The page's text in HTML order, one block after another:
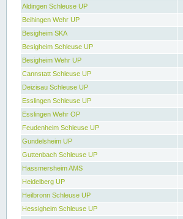
Aldingen Schleuse UP
Beihingen Wehr UP
Besigheim SKA
Besigheim Schleuse UP
Besigheim Wehr UP
Cannstatt Schleuse UP
Deizisau Schleuse UP
Esslingen Schleuse UP
Esslingen Wehr OP
Feudenheim Schleuse UP
Gundelsheim UP
Guttenbach Schleuse UP
Hassmersheim AMS
Heidelberg UP
Heilbronn Schleuse UP
Hessigheim Schleuse UP